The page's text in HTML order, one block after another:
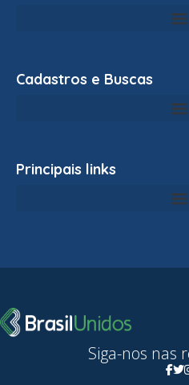
Cadastros e Buscas
Principais links
Siga-nos nas